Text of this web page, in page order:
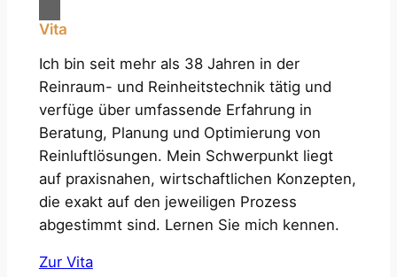
Vita
Ich bin seit mehr als 38 Jahren in der
Reinraum- und Reinheitstechnik tätig und
verfüge über umfassende Erfahrung in
Beratung, Planung und Optimierung von
Reinluftlösungen. Mein Schwerpunkt liegt
auf praxisnahen, wirtschaftlichen Konzepten,
die exakt auf den jeweiligen Prozess
abgestimmt sind. Lernen Sie mich kennen.
Zur Vita